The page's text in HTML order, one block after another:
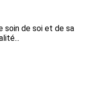
soin de soi et de sa